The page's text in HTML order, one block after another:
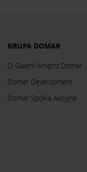
GRUPA DOMAR
O Galerii Wnętrz Domar
Domar Development
Domar Spółka Akcyjna